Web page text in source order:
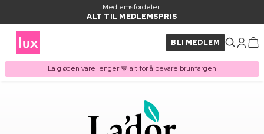
Medlemsfordeler:
ALT TIL MEDLEMSPRIS
BLI MEDLEM
La gløden vare lenger 🤎 alt for å bevare brunfargen